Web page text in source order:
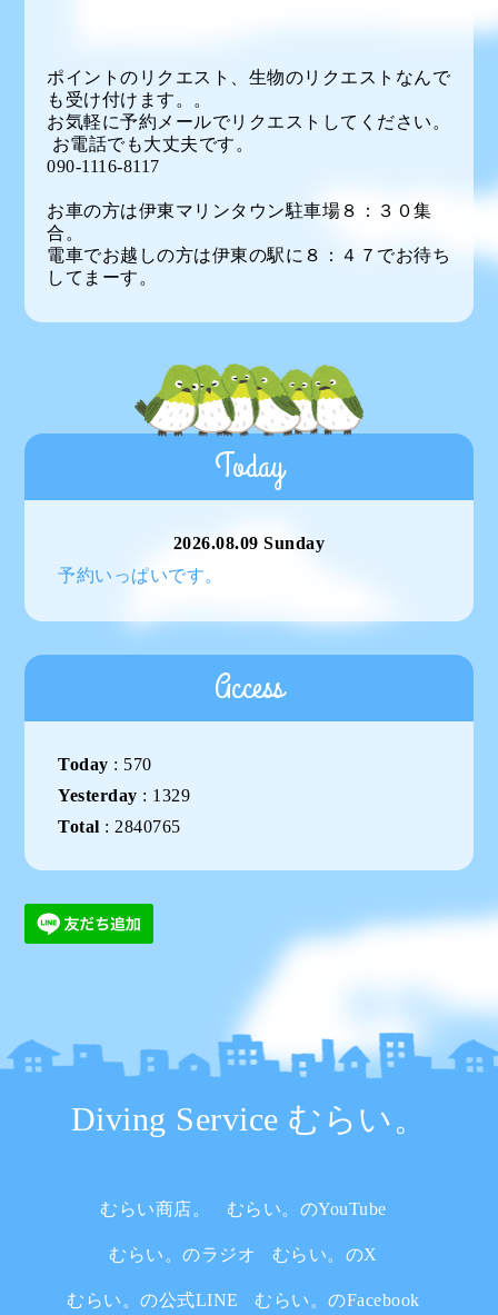
ポイントのリクエスト、生物のリクエストなんで
も受け付けます。。
お気軽に予約メールでリクエストしてください。
お電話でも大丈夫です。
090-1116-8117
お車の方は伊東マリンタウン駐車場８：３０集
合。
電車でお越しの方は伊東の駅に８：４７でお待ち
してまーす。
Today
2026.08.09 Sunday
予約いっぱいです。
Access
Today : 570
Yesterday : 1329
Total : 2840765
Diving Service むらい。
むらい商店。 むらい。のYouTube
むらい。のラジオ むらい。のX
むらい。の公式LINE むらい。のFacebook